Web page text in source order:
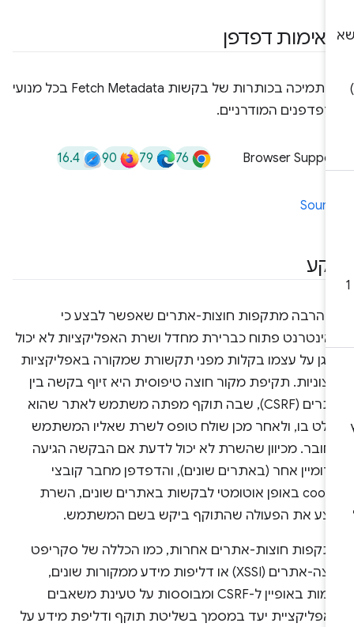
דפדפן
יש תמיכה בכותרות של בקשות Fetch Metadata בכל מנועי
המודרניים.
Browser
76
79
90
16.4
הרבה מתקפות חוצות-אתרים שאפשר לבצע כי
פתוח כברירת מחדל ושרת האפליקציות לא יכול
על עצמו בקלות מפני תקשורת שמקורה באפליקציות
תקיפת מקור חוצה טיפוסית היא זיוף בקשה בין
אתרים (CSRF), שבה תוקף מפתה משתמש לאתר שהוא
בו, ולאחר מכן שולח טופס לשרת שאליו המשתמש
מכיוון שהשרת לא יכול לדעת אם הבקשה הגיעה
אחר (באתרים שונים), והדפדפן מחבר קובצי
cookie באופן אוטומטי לבקשות באתרים שונים, השרת
את הפעולה שהתוקף ביקש בשם המשתמש.
חוצות-אתרים אחרות, כמו הכללה של סקריפט
חוצה-אתרים (XSSI) או דליפות מידע ממקורות שונים,
דומות באופיין ל-CSRF ומבוססות על טעינת משאבים
יעד במסמך בשליטת תוקף ודליפת מידע על